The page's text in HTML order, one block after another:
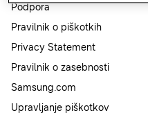
One Samsung
SmartThings Pro
Podpora
Pravilnik o piškotkih
Privacy Statement
Pravilnik o zasebnosti
Samsung.com
Upravljanje piškotkov